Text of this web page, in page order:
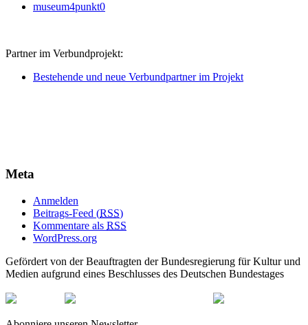
museum4punkt0
Partner im Verbundprojekt:
Bestehende und neue Verbundpartner im Projekt
Meta
Anmelden
Beitrags-Feed (RSS)
Kommentare als RSS
WordPress.org
Gefördert von der Beauftragten der Bundesregierung für Kultur und
Medien aufgrund eines Beschlusses des Deutschen Bundestages